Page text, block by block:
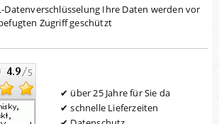
Datenverschlüsselung Ihre Daten werden vor
Zugriff geschützt
über 25 Jahre für Sie da
schnelle Lieferzeiten